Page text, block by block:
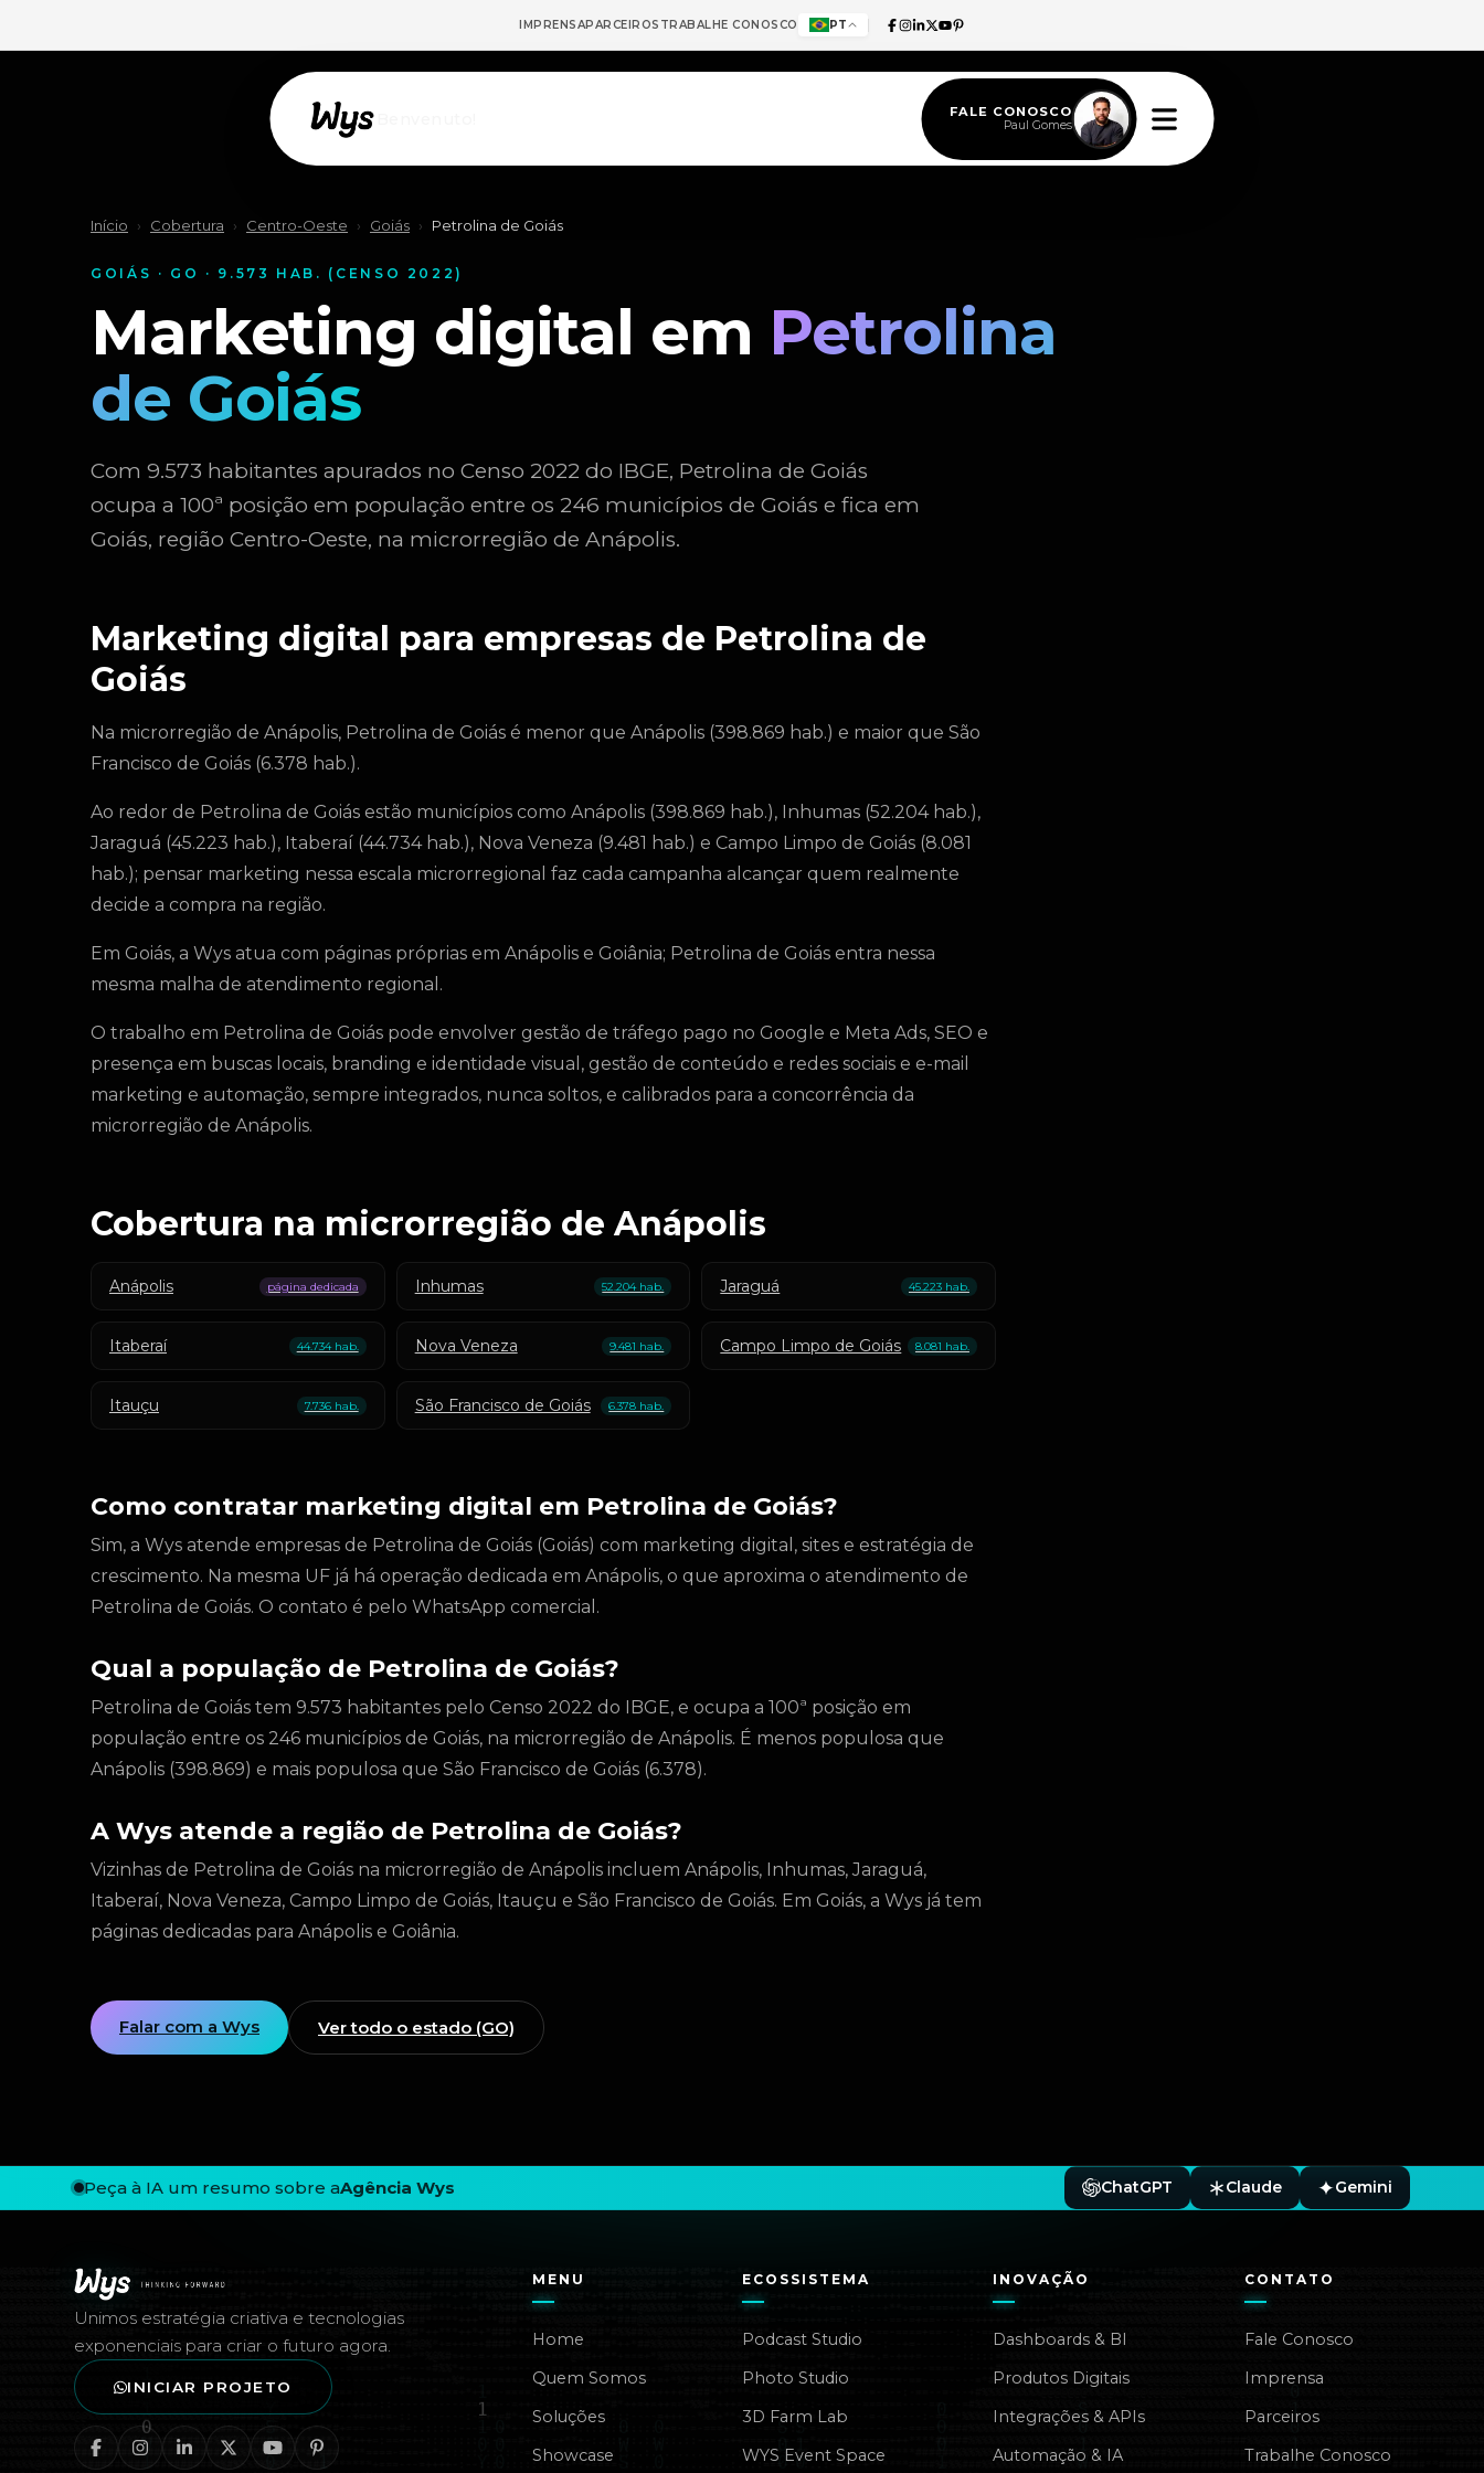
IMPRENSAPARCEIROS TRABALHE CONOSCO PT
FALE CONOSCO
Paul Gomes
Início › Cobertura › Centro-Oeste › Goiás › Petrolina de Goiás
GOIÁS · GO · 9.573 HAB. (CENSO 2022)
Marketing digital em Petrolina
de Goiás
Com 9.573 habitantes apurados no Censo 2022 do IBGE, Petrolina de Goiás
ocupa a 100ª posição em população entre os 246 municípios de Goiás e fica em
Goiás, região Centro-Oeste, na microrregião de Anápolis.
Marketing digital para empresas de Petrolina de
Goiás
Na microrregião de Anápolis, Petrolina de Goiás é menor que Anápolis (398.869 hab.) e maior que São
Francisco de Goiás (6.378 hab.).
Ao redor de Petrolina de Goiás estão municípios como Anápolis (398.869 hab.), Inhumas (52.204 hab.),
Jaraguá (45.223 hab.), Itaberaí (44.734 hab.), Nova Veneza (9.481 hab.) e Campo Limpo de Goiás (8.081
hab.); pensar marketing nessa escala microrregional faz cada campanha alcançar quem realmente
decide a compra na região.
Em Goiás, a Wys atua com páginas próprias em Anápolis e Goiânia; Petrolina de Goiás entra nessa
mesma malha de atendimento regional.
O trabalho em Petrolina de Goiás pode envolver gestão de tráfego pago no Google e Meta Ads, SEO e
presença em buscas locais, branding e identidade visual, gestão de conteúdo e redes sociais e e-mail
marketing e automação, sempre integrados, nunca soltos, e calibrados para a concorrência da
microrregião de Anápolis.
Cobertura na microrregião de Anápolis
Anápolis página dedicada Inhumas 52.204 hab. Jaraguá 45.223 hab.
Itaberaí 44.734 hab. Nova Veneza 9.481 hab. Campo Limpo de Goiás 8.081 hab.
Itauçu 7.736 hab. São Francisco de Goiás 6.378 hab.
Como contratar marketing digital em Petrolina de Goiás?
Sim, a Wys atende empresas de Petrolina de Goiás (Goiás) com marketing digital, sites e estratégia de
crescimento. Na mesma UF já há operação dedicada em Anápolis, o que aproxima o atendimento de
Petrolina de Goiás. O contato é pelo WhatsApp comercial.
Qual a população de Petrolina de Goiás?
Petrolina de Goiás tem 9.573 habitantes pelo Censo 2022 do IBGE, e ocupa a 100ª posição em
população entre os 246 municípios de Goiás, na microrregião de Anápolis. É menos populosa que
Anápolis (398.869) e mais populosa que São Francisco de Goiás (6.378).
A Wys atende a região de Petrolina de Goiás?
Vizinhas de Petrolina de Goiás na microrregião de Anápolis incluem Anápolis, Inhumas, Jaraguá,
Itaberaí, Nova Veneza, Campo Limpo de Goiás, Itauçu e São Francisco de Goiás. Em Goiás, a Wys já tem
páginas dedicadas para Anápolis e Goiânia.
Falar com a Wys Ver todo o estado (GO)
Rodapé — Agência Wys
Peça à IA um resumo sobre aAgência Wys ChatGPT Claude Gemini
Unimos estratégia criativa e tecnologias
exponenciais para criar o futuro agora.
INICIAR PROJETO
MENU
Home
Quem Somos
Soluções
Showcase
ECOSSISTEMA
Podcast Studio
Photo Studio
3D Farm Lab
WYS Event Space
INOVAÇÃO
Dashboards & BI
Produtos Digitais
Integrações & APIs
Automação & IA
CONTATO
Fale Conosco
Imprensa
Parceiros
Trabalhe Conosco